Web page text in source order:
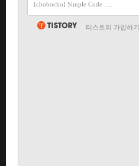
[chobocho] Simple Code ….
티스토리 가입하기